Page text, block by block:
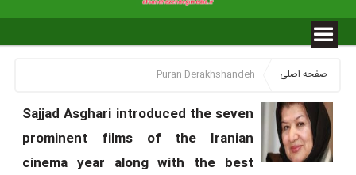
صفحه اصلی Puran Derakhshandeh
Sajjad Asghari introduced the seven
prominent films of the Iranian
cinema year along with the best